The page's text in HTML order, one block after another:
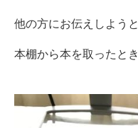
他の方にお伝えしようと
本棚から本を取ったとき